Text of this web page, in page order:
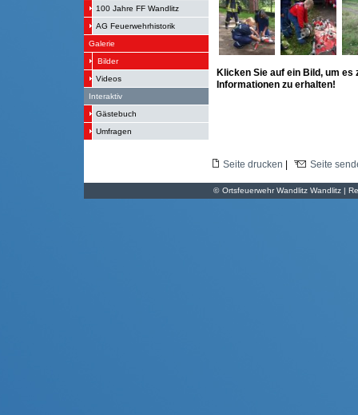
100 Jahre FF Wandlitz
AG Feuerwehrhistorik
Galerie
Bilder
Videos
Interaktiv
Gästebuch
Umfragen
Klicken Sie auf ein Bild, um
Informationen zu erhalten!
Seite drucken Seite
© Ortsfeuerwehr Wandlitz Wandlitz |